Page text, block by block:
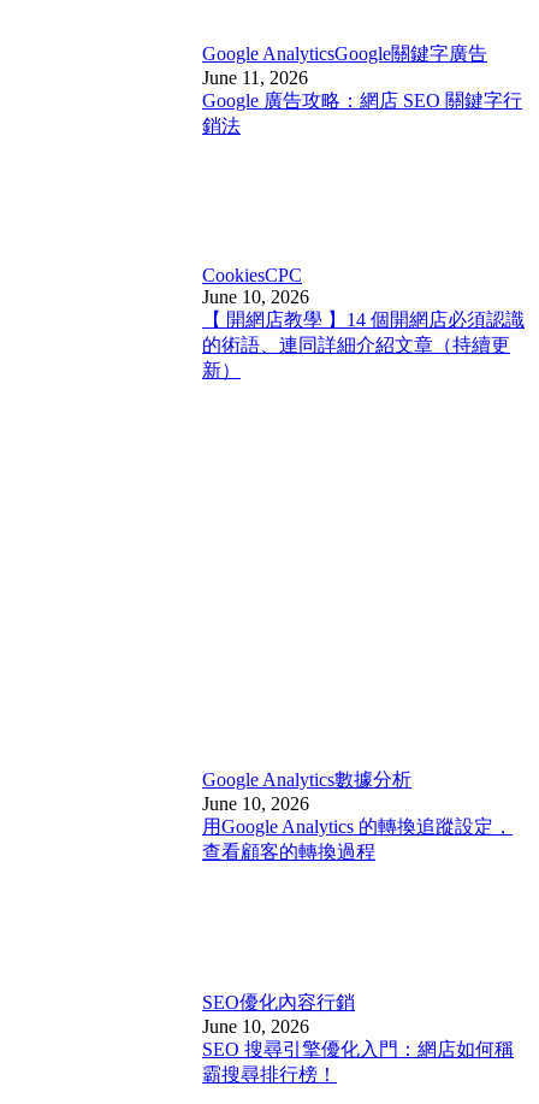
Google AnalyticsGoogle關鍵字廣告
June 11, 2026
Google 廣告攻略：網店 SEO 關鍵字行
銷法
CookiesCPC
June 10, 2026
【 開網店教學 】14 個開網店必須認識
的術語、連同詳細介紹文章（持續更
新）
Google Analytics數據分析
June 10, 2026
用Google Analytics 的轉換追蹤設定，
查看顧客的轉換過程
SEO優化內容行銷
June 10, 2026
SEO 搜尋引擎優化入門：網店如何稱
霸搜尋排行榜！